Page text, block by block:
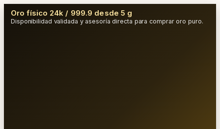
Oro físico 24k / 999.9 desde 5 g
Disponibilidad validada y asesoría directa para comprar oro puro.